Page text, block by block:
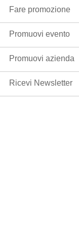
Fare promozione
Promuovi evento
Promuovi azienda
Ricevi Newsletter